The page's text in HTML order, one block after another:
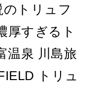
のトリュフ
厚すぎるト
温泉 川島旅
トリュ